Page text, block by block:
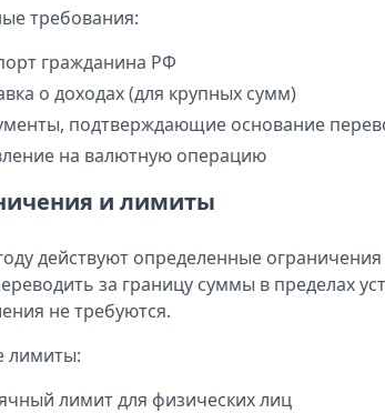
требования:
гражданина РФ
о доходах (для крупных сумм)
подтверждающие основание
на валютную операцию
и лимиты
действуют определенные
за границу суммы в пределах
не требуются.
лимиты:
лимит для физических лиц